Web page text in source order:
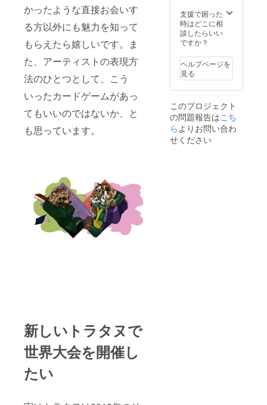
かったような直接お会いす
る方以外にも魅力を知って
もらえたら嬉しいです。ま
た、アーティストの表現方
法のひとつとして、こう
いったカードゲームがあっ
てもいいのではないか、と
も思っています。
新しいトラタヌで
世界大会を開催し
たい
得に
なって
いま
す。 ※
状況、
製造の
都合等
により
期が遅
れる場
合がご
ざいま
ウド
ファン
ディン
グでご
てくだ
さった
方だけ
に、限
カード
も1枚お
届けし
ます。
※ご注文
支援で困った
時はどこに相
談したらいい
ですか？
ヘルプページを
見る
このプロジェクト
の問題報告はこち
ら よりお問い合わ
せください